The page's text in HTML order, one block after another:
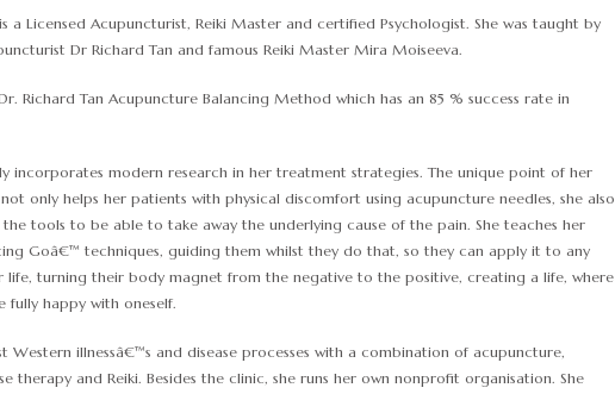
a Licensed Acupuncturist, Reiki Master and certified Psychologist. She was taught by
Dr Richard Tan and famous Reiki Master Mira Moiseeva.
Richard Tan Acupuncture Balancing Method which has an 85 % success rate in
incorporates modern research in her treatment strategies. The unique point of her
only helps her patients with physical discomfort using acupuncture needles, she also
the tools to be able to take away the underlying cause of the pain. She teaches her
Goâ€™ techniques, guiding them whilst they do that, so they can apply it to any
life, turning their body magnet from the negative to the positive, creating a life, where
fully happy with oneself.
Western illnessâ€™s and disease processes with a combination of acupuncture,
therapy and Reiki. Besides the clinic, she runs her own nonprofit organisation. She